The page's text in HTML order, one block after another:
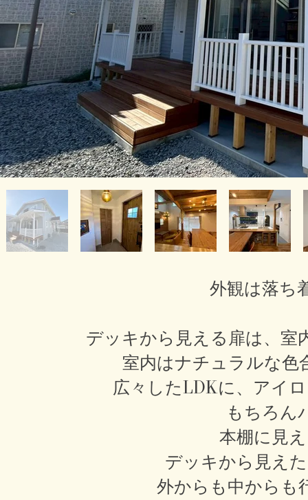
外観は落ち
デッキから見える扉は、
室内はナチュラルな色
広々したLDKに、アイ
もちろん
本棚に見
デッキから見え
外からも中からも